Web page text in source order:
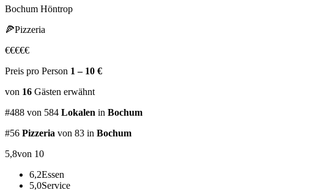
Bochum Höntrop
🍕Pizzeria
€€€€€
Preis pro Person 1 – 10 €
von 16 Gästen erwähnt
#488 von 584 Lokalen in Bochum
#56 Pizzeria von 83 in Bochum
5,8von 10
6,2Essen
5,0Service